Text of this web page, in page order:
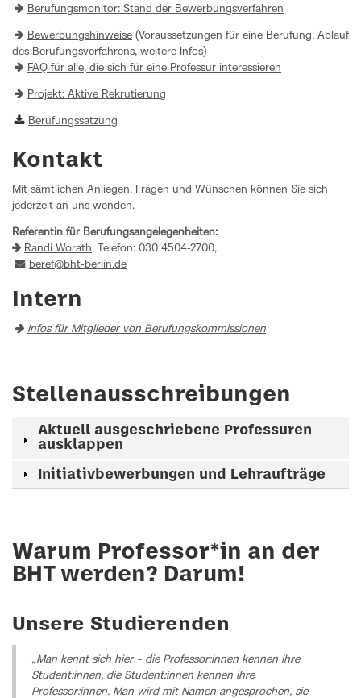
Berufungsmonitor: Stand der Bewerbungsverfahren
Bewerbungshinweise (Voraussetzungen für eine Berufung, Ablauf
des Berufungsverfahrens, weitere Infos)
FAQ für alle, die sich für eine Professur interessieren
Projekt: Aktive Rekrutierung
Berufungssatzung
Kontakt
Mit sämtlichen Anliegen, Fragen und Wünschen können Sie sich
jederzeit an uns wenden.
Referentin für Berufungsangelegenheiten:
Randi Worath, Telefon: 030 4504-2700,
beref@bht-berlin.de
Intern
Infos für Mitglieder von Berufungskommissionen
Stellenausschreibungen
Aktuell ausgeschriebene Professuren
ausklappen
Initiativbewerbungen und Lehraufträge
Warum Professor*in an der
BHT werden? Darum!
Unsere Studierenden
„Man kennt sich hier – die Professor:innen kennen ihre
Student:innen, die Student:innen kennen ihre
Professor:innen. Man wird mit Namen angesprochen, sie